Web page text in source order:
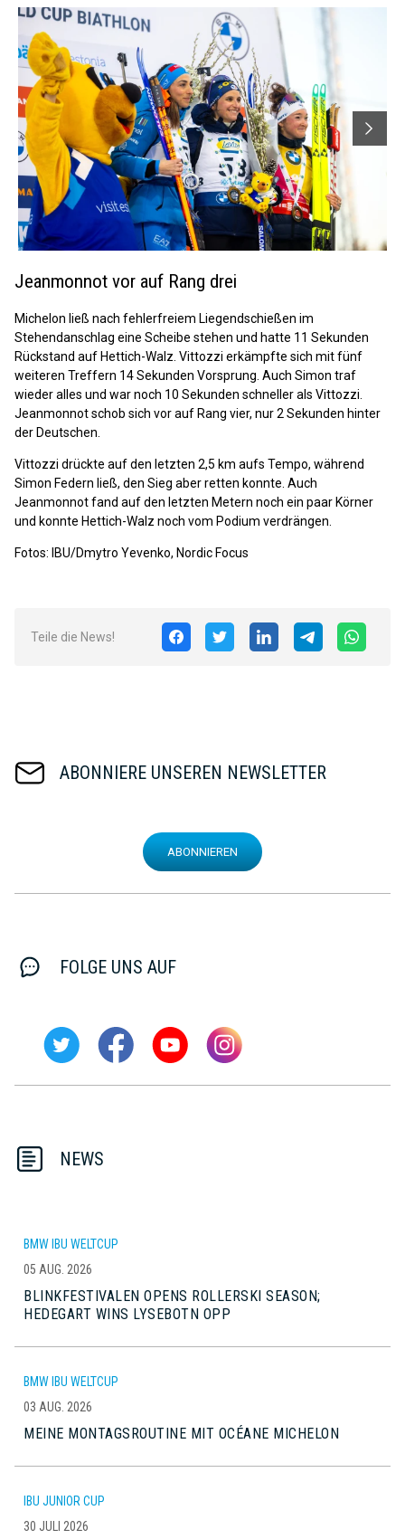
Jeanmonnot vor auf Rang drei
Michelon ließ nach fehlerfreiem Liegendschießen im
Stehendanschlag eine Scheibe stehen und hatte 11 Sekunden
Rückstand auf Hettich-Walz. Vittozzi erkämpfte sich mit fünf
weiteren Treffern 14 Sekunden Vorsprung. Auch Simon traf
wieder alles und war noch 10 Sekunden schneller als Vittozzi.
Jeanmonnot schob sich vor auf Rang vier, nur 2 Sekunden hinter
der Deutschen.
Vittozzi drückte auf den letzten 2,5 km aufs Tempo, während
Simon Federn ließ, den Sieg aber retten konnte. Auch
Jeanmonnot fand auf den letzten Metern noch ein paar Körner
und konnte Hettich-Walz noch vom Podium verdrängen.
Fotos: IBU/Dmytro Yevenko, Nordic Focus
Teile die News!
ABONNIERE UNSEREN NEWSLETTER
ABONNIEREN
FOLGE UNS AUF
NEWS
BMW IBU WELTCUP
05 AUG. 2026
BLINKFESTIVALEN OPENS ROLLERSKI SEASON;
HEDEGART WINS LYSEBOTN OPP
BMW IBU WELTCUP
03 AUG. 2026
MEINE MONTAGSROUTINE MIT OCÉANE MICHELON
IBU JUNIOR CUP
30 JULI 2026